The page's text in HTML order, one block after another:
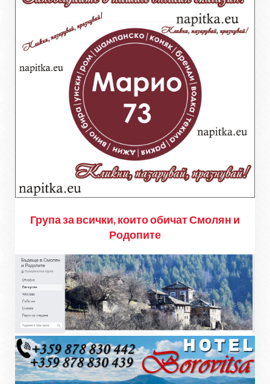
Група за всички, които обичат Смолян и
Родопите